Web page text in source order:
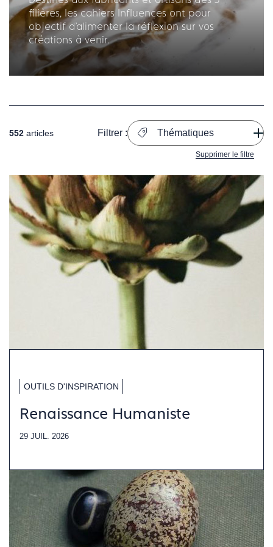
filières, les cahiers Influences ont pour
objectif d'alimenter la réflexion sur vos
créations à venir.
552 articles Filtrer : Thématiques
Supprimer le filtre
OUTILS D'INSPIRATION
Renaissance Humaniste
29 JUIL. 2026